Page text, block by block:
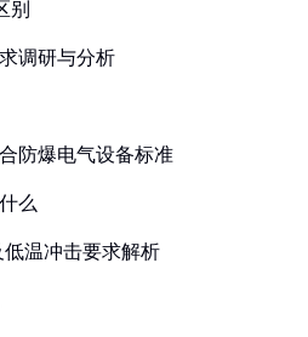
别
调研与分析
防爆电气设备标准
么
低温冲击要求解析